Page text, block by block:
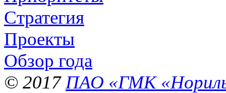
Стратегия
Проекты
Обзор года
© 2017 ПАО «ГМК